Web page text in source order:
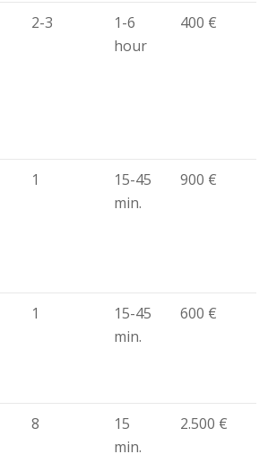
2-3
1-6
hour
400 €
1
15-45
min.
900 €
1
15-45
min.
600 €
8
15
min.
2.500 €